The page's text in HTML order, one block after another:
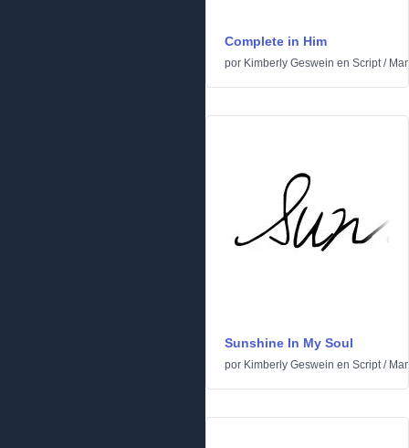
Complete in Him
por Kimberly Geswein en Script/
Sunshine In My Soul
por Kimberly Geswein en Script/